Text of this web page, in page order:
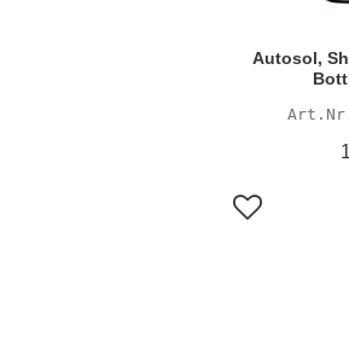
Autosol,
Lägg till i